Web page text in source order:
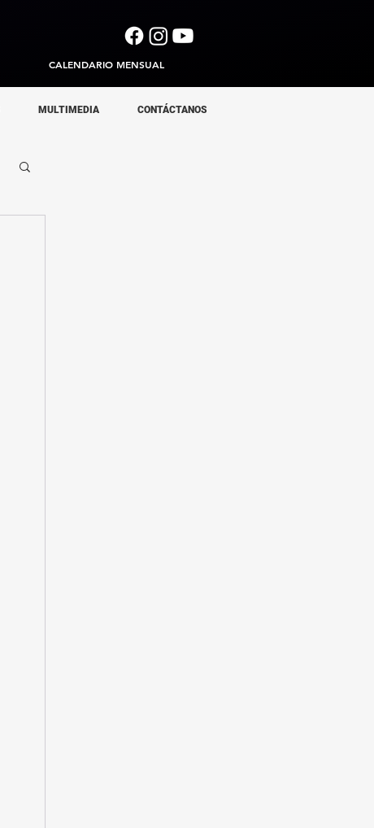
CALENDARIO MENSUAL
MULTIMEDIA CONTÁCTANOS